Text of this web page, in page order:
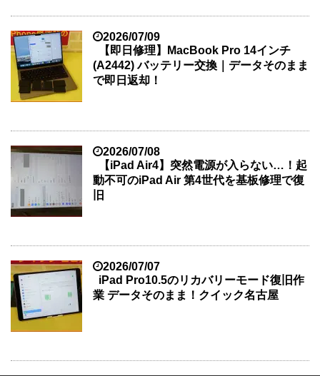
2026/07/09
【即日修理】MacBook Pro 14インチ
(A2442) バッテリー交換｜データそのまま
で即日返却！
2026/07/08
【iPad Air4】突然電源が入らない…！起
動不可のiPad Air 第4世代を基板修理で復
旧
2026/07/07
iPad Pro10.5のリカバリーモード復旧作
業 データそのまま！クイック名古屋